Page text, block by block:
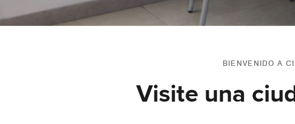
BIENVENIDO A
Visite una